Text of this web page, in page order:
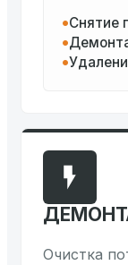
Снятие
Очистка